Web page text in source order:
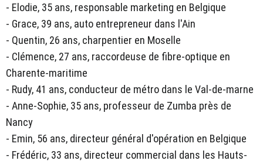
- Elodie, 35 ans, responsable marketing en Belgique
- Grace, 39 ans, auto entrepreneur dans l'Ain
- Quentin, 26 ans, charpentier en Moselle
- Clémence, 27 ans, raccordeuse de fibre-optique en
Charente-maritime
- Rudy, 41 ans, conducteur de métro dans le Val-de-marne
- Anne-Sophie, 35 ans, professeur de Zumba près de
Nancy
- Emin, 56 ans, directeur général d'opération en Belgique
- Frédéric, 33 ans, directeur commercial dans les Hauts-